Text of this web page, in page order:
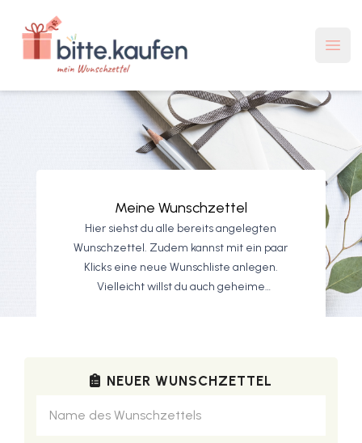
bitte.kaufen Mein Wunschzettel
Meine Wunschzettel
Hier siehst du alle bereits angelegten
Wunschzettel. Zudem kannst mit ein paar
Klicks eine neue Wunschliste anlegen.
Vielleicht willst du auch geheime
NEUER WUNSCHZETTEL